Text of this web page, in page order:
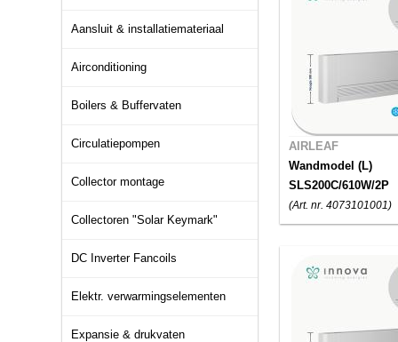
Aansluit & installatiemateriaal
Airconditioning
Boilers & Buffervaten
Circulatiepompen
Collector montage
Collectoren "Solar Keymark"
DC Inverter Fancoils
Elektr. verwarmingselementen
Expansie & drukvaten
AIRLEAF
Wandmodel (L)
SLS200C/610W/2P
(Art. nr. 4073101001)